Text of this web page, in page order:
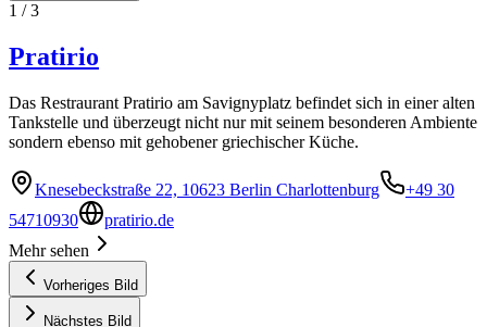
1 /3
Pratirio
Das Restraurant Pratirio am Savignyplatz befindet sich in einer alten
Tankstelle und überzeugt nicht nur mit seinem besonderen Ambiente
sondern ebenso mit gehobener griechischer Küche.
Knesebeckstraße 22, 10623 Berlin Charlottenburg
+49 30
54710930
pratirio.de
Mehr sehen
Vorheriges Bild
Nächstes Bild